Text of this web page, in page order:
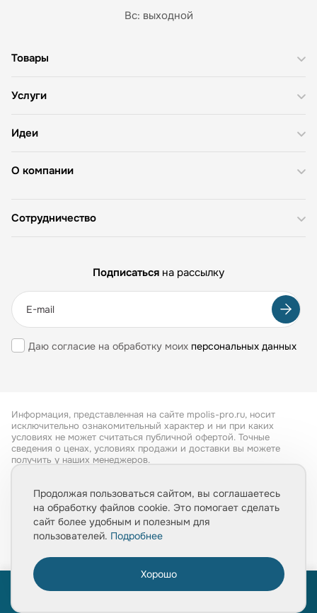
Вс: выходной
О компании
Товары
Услуги
Идеи
Сотрудничество
Подписаться на рассылку
Даю согласие на обработку моих персональных данных
Информация, представленная на сайте mpolis-pro.ru, носит
исключительно ознакомительный характер и ни при каких
условиях не может считаться публичной офертой. Точные
сведения о ценах, условиях продажи и доставки вы можете
получить у наших менеджеров.
Обработка персональных данных
Политика конфиденциальности
Продолжая пользоваться сайтом, вы соглашаетесь
на обработку файлов cookie. Это помогает сделать
сайт более удобным и полезным для
пользователей. Подробнее
Хорошо